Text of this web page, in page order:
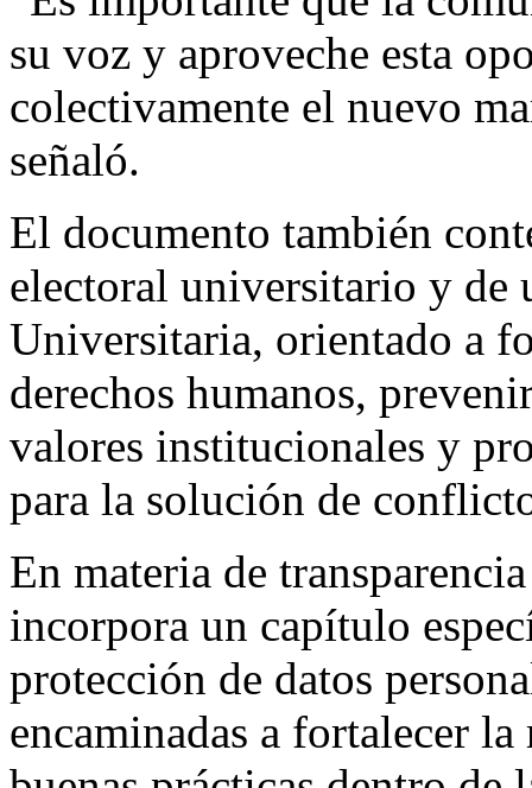
su voz y aproveche esta
colectivamente el nuevo
señaló.
El documento también
electoral universitario y de
Universitaria, orientado a
derechos humanos,
valores institucionales y
para la solución de
En materia de
incorpora un capítulo
protección de datos
encaminadas a fortalecer